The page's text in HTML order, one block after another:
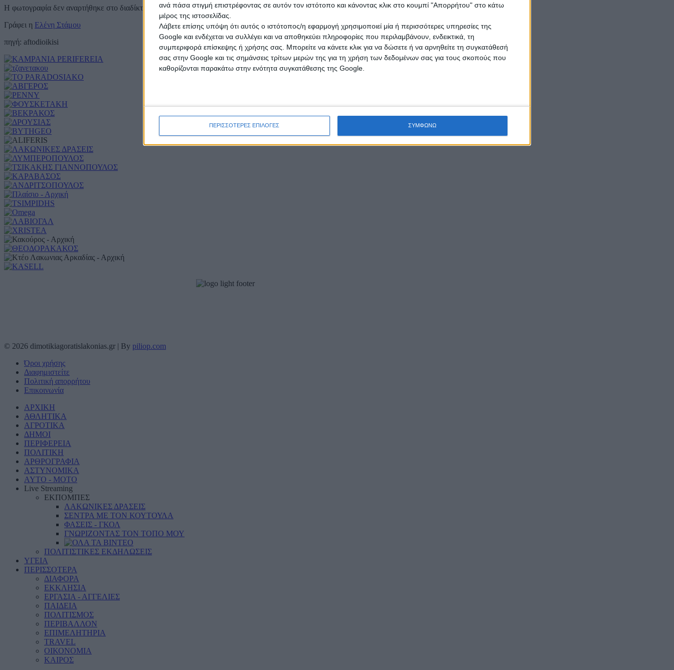
ανά πάσα στιγμή επιστρέφοντας σε αυτόν τον ιστότοπο και κάνοντας κλικ στο κουμπί "Απορρήτου" στο κάτω
μέρος της ιστοσελίδας.
Λάβετε επίσης υπόψη ότι αυτός ο ιστότοπος/η εφαρμογή χρησιμοποιεί μία ή περισσότερες υπηρεσίες της
Google και ενδέχεται να συλλέγει και να αποθηκεύει πληροφορίες που περιλαμβάνουν, ενδεικτικά, τη
συμπεριφορά επίσκεψης ή χρήσης σας. Μπορείτε να κάνετε κλικ για να δώσετε ή να αρνηθείτε τη συγκατάθεσή
σας στην Google και τις σημάνσεις τρίτων μερών της για τη χρήση των δεδομένων σας για τους σκοπούς που
καθορίζονται παρακάτω στην ενότητα συγκατάθεσης της Google.
ΠΕΡΙΣΣΟΤΕΡΕΣ ΕΠΙΛΟΓΕΣ ΣΥΜΦΩΝΩ
Η φωτογραφία δεν αναρτήθηκε στο διαδίκτυο και δε δείχνει να είναι πράξη για εκδίκηση.
Γράφει η Ελένη Στάμου
πηγή: aftodioikisi
© 2026 dimotikiagoratislakonias.gr | By piliop.com
Όροι χρήσης
Διαφημιστείτε
Πολιτική απορρήτου
Επικοινωνία
ΑΡΧΙΚΗ
ΑΘΛΗΤΙΚΑ
ΑΓΡΟΤΙΚΑ
ΔΗΜΟΙ
ΠΕΡΙΦΕΡΕΙΑ
ΠΟΛΙΤΙΚΗ
ΑΡΘΡΟΓΡΑΦΙΑ
ΑΣΤΥΝΟΜΙΚΑ
AYTO - MOTO
Live Streaming
ΕΚΠΟΜΠΕΣ
ΛΑΚΩΝΙΚΕΣ ΔΡΑΣΕΙΣ
ΣΕΝΤΡΑ ΜΕ ΤΟΝ ΚΟΥΤΟΥΛΑ
ΦΑΣΕΙΣ - ΓΚΟΛ
ΓΝΩΡΙΖΟΝΤΑΣ ΤΟΝ ΤΟΠΟ ΜΟΥ
ΠΟΛΙΤΙΣΤΙΚΕΣ ΕΚΔΗΛΩΣΕΙΣ
ΥΓΕΙΑ
ΠΕΡΙΣΣΟΤΕΡΑ
ΔΙΑΦΟΡΑ
ΕΚΚΛΗΣΙΑ
ΕΡΓΑΣΙΑ - ΑΓΓΕΛΙΕΣ
ΠΑΙΔΕΙΑ
ΠΟΛΙΤΙΣΜΟΣ
ΠΕΡΙΒΑΛΛΟΝ
ΕΠΙΜΕΛΗΤΗΡΙΑ
TRAVEL
ΟΙΚΟΝΟΜΙΑ
ΚΑΙΡΟΣ